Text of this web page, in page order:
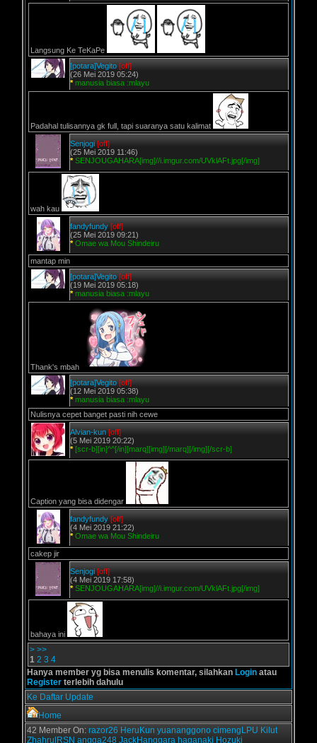
Langsung Ke TeKaPe
[potara]Vegito [off]
(26 Mei 2019 05:24)
* manusia biasa :mlayu
Padahal tulisannya gk full, tapi suaranya satu kalimat
Senjogi [off]
(25 Mei 2019 11:46)
* SENJOUGAHARA[img]//i.imgur.com/UVklAFt.jpg[/img]
wah kau
fandyfundy [off]
(25 Mei 2019 09:21)
* Omae wa Mou Shindeiru
mantap min
[potara]Vegito [off]
(19 Mei 2019 05:18)
* manusia biasa :mlayu
Thank's mbah
[potara]Vegito [off]
(12 Mei 2019 05:38)
* manusia biasa :mlayu
Nulisnya cepet banget pasti nih cewe
Alvian-kun [off]
(5 Mei 2019 20:22)
* [scr-b][in]^^[/in][marq][img][/marq][/img][/scr-b]
Caption yang bisa didengar
fandyfundy [off]
(4 Mei 2019 21:22)
* Omae wa Mou Shindeiru
cakep jir
Senjogi [off]
(4 Mei 2019 17:58)
* SENJOUGAHARA[img]//i.imgur.com/UVklAFt.jpg[/img]
bahaya ini
> >>
1 2 3 4
Hanya member yg bisa menulis komentar, silahkan Login atau
Register terlebih dahulu
Ke Daftar Update
Home
42 Member On: razor26 HeruKun yuananggono cimengLPU Kilut
ZhahrulRSN angga248 JackHanggara haganaki Hozuki